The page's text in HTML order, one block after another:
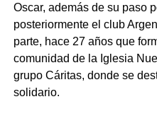
Oscar, además de su paso
posteriormente el club
parte, hace 27 años que
comunidad de la Iglesia
grupo Cáritas, donde se
solidario.